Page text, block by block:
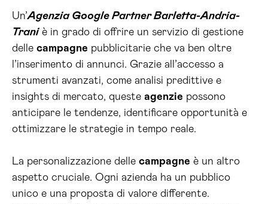
Un’Agenzia Google Partner Barletta-Andria-
Traniè in grado di offrire un servizio di gestione
delle campagne pubblicitarie che va ben oltre
l’inserimento di annunci. Grazie all’accesso a
strumenti avanzati, come analisi predittive e
insights di mercato, queste agenzie possono
anticipare le tendenze, identificare opportunità e
ottimizzare le strategie in tempo reale.
La personalizzazione delle campagne è un altro
aspetto cruciale. Ogni azienda ha un pubblico
unico e una proposta di valore differente.